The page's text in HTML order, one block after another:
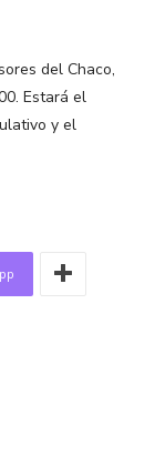
del Chaco,
Estará el
y el